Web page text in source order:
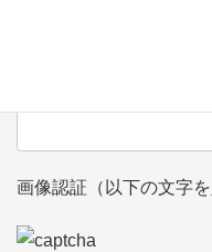
画像認証（以下の文字